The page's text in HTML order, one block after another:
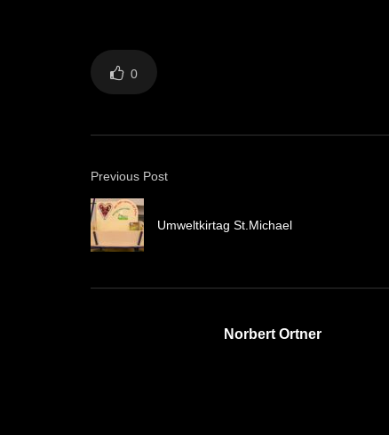
0
Previous Post
Umweltkirtag St.Michael
Norbert Ortner